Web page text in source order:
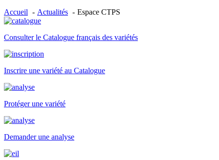
Accueil Actualités Espace CTPS
Consulter le Catalogue français des variétés
Inscrire une variété au Catalogue
Protéger une variété
Demander une analyse